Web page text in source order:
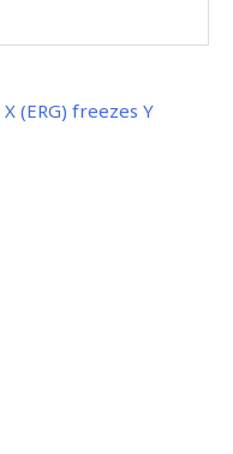
X (ERG) freezes Y